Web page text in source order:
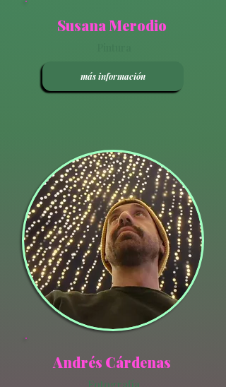
Susana Merodio
más información
Andrés Cárdenas